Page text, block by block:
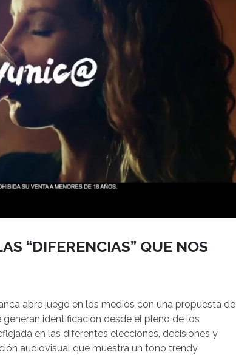
“DIFERENCIAS” QUE NOS
abre juego en los medios con una propuesta de
identificación desde el pleno de los
en las diferentes elecciones, decisiones y
audiovisual que muestra un tono trendy,